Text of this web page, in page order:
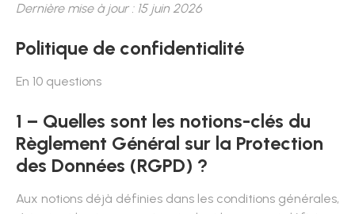
Dernière mise à jour : 15 juin 2026
Politique de confidentialité
En 10 questions
1 – Quelles sont les notions-clés du
Règlement Général sur la Protection
des Données (RGPD) ?
Aux notions déjà définies dans les conditions générales,